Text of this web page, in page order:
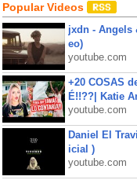
Popular Videos
jxdn - Angels
eo)
youtube.com
+20 COSAS
É!!??| Katie
youtube.com
Daniel El
icial )
youtube.com